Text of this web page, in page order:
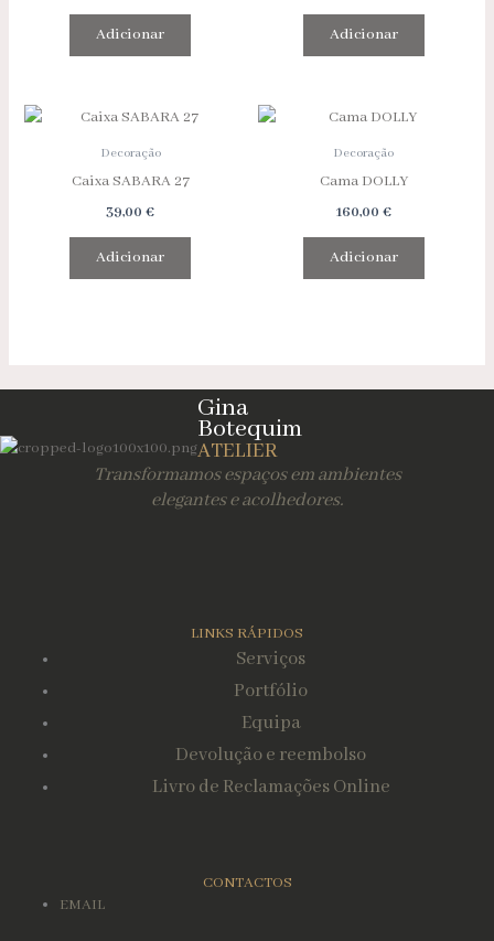
Adicionar Adicionar
Decoração
Caixa SABARA 27
39,00€
Adicionar
Decoração
Cama DOLLY
160,00 €
Adicionar
Gina
Botequim
ATELIER
Transformamos espaços em ambientes
elegantes e acolhedores.
LINKS RÁPIDOS
Serviços
Portfólio
Equipa
Devolução e reembolso
Livro de Reclamações Online
CONTACTOS
EMAIL